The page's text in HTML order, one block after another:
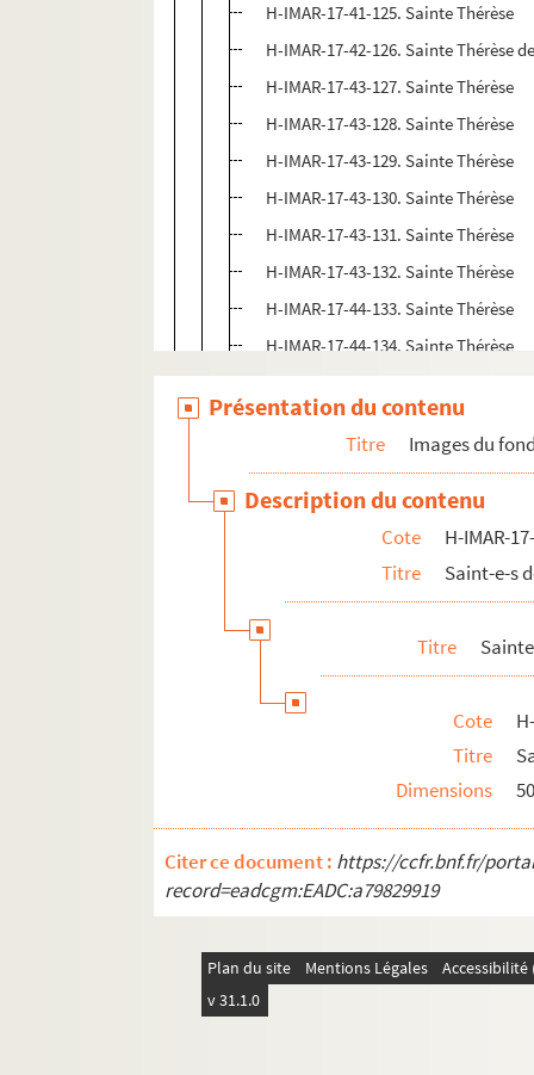
H-IMAR-17-41-125. Sainte Thérèse
H-IMAR-17-42-126. Sainte Thérèse
H-IMAR-17-43-127. Sainte Thérèse
H-IMAR-17-43-128. Sainte Thérèse
H-IMAR-17-43-129. Sainte Thérèse
H-IMAR-17-43-130. Sainte Thérèse
H-IMAR-17-43-131. Sainte Thérèse
H-IMAR-17-43-132. Sainte Thérèse
H-IMAR-17-44-133. Sainte Thérèse
H-IMAR-17-44-134. Sainte Thérèse
H-IMAR-17-44-135. Sainte Thérèse
H-IMAR-17-44-136. Sainte Thérèse
H-IMAR-17-44-137. Sainte Thérèse
H-IMAR-17-45-138. Sainte Thérèse
H-IMAR-17-45-139. Sainte Thérèse
H-IMAR-17-45-140. Sainte Thérèse
H-IMAR-17-45-141. Sainte Thérèse
H-IMAR-17-46-142. Sainte Thérèse
H-IMAR-17-46-143. Sainte Thérèse
H-IMAR-17-46-144. Sainte Thérèse
H-IMAR-17-46-145. Sainte Thérèse
H-IMAR-17-47-146. Sainte Thérèse
H-IMAR-17-47-147. Sainte Thérèse
H-IMAR-17-47-148. Sainte Thérèse
H-IMAR-17-47-149. Sainte Thérèse
H-IMAR-17-48-151. Saint Théogenes,
H-IMAR-17-48-152. Saint Theopompe
Présentation du contenu
Titre Images du
Description du contenu
Cote
H-IMAR-
Titre
Saint-e-s
Titre
Cote
Titre
Dimensions
Citer ce document : https://ccfr.bnf.fr/
record=eadcgm:EADC:a79829919
Plan du site Mentions Légales
v 31.1.0